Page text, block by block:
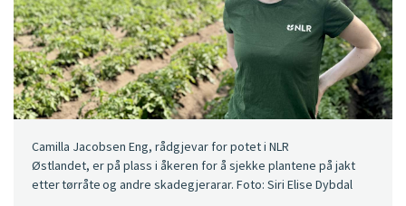
Camilla Jacobsen Eng, rådgjevar for potet i NLR
Østlandet, er på plass i åkeren for å sjekke plantene på jakt
etter tørråte og andre skadegjerarar. Foto: Siri Elise Dybdal